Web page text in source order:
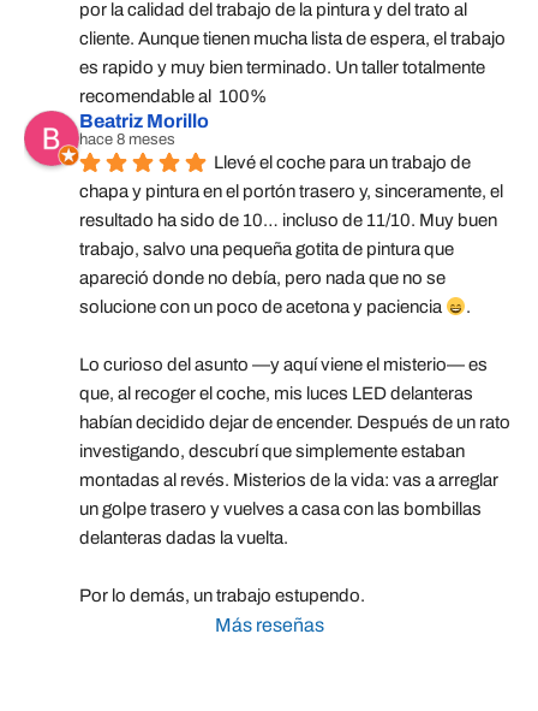
por la calidad del trabajo de la pintura y del trato al
cliente. Aunque tienen mucha lista de espera, el trabajo
es rapido y muy bien terminado. Un taller totalmente
recomendable al  100%
Beatriz Morillo
hace 8 meses
Llevé el coche para un trabajo de
chapa y pintura en el portón trasero y, sinceramente, el
resultado ha sido de 10… incluso de 11/10. Muy buen
trabajo, salvo una pequeña gotita de pintura que
apareció donde no debía, pero nada que no se
solucione con un poco de acetona y paciencia
.
Lo curioso del asunto —y aquí viene el misterio— es
que, al recoger el coche, mis luces LED delanteras
habían decidido dejar de encender. Después de un rato
investigando, descubrí que simplemente estaban
montadas al revés. Misterios de la vida: vas a arreglar
un golpe trasero y vuelves a casa con las bombillas
delanteras dadas la vuelta.
Por lo demás, un trabajo estupendo.
Más reseñas